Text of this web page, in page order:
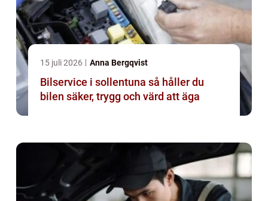
15 juli 2026 Anna Bergqvist
Bilservice i sollentuna så håller du
bilen säker, trygg och värd att äga